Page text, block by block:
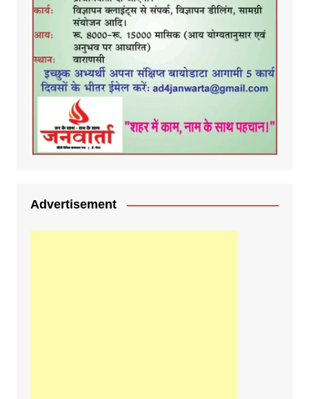
Advertisement